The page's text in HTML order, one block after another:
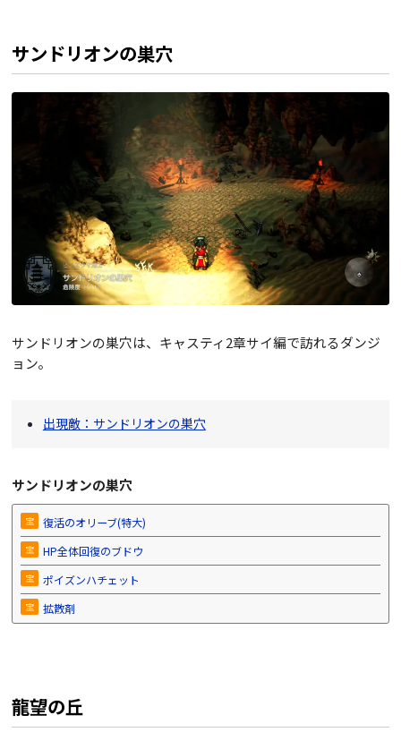
サンドリオンの巣穴
サンドリオンの巣穴は、キャスティ2章サイ編で訪れるダンジ
ョン。
出現敵：サンドリオンの巣穴
サンドリオンの巣穴
宝 復活のオリーブ(特大)
宝 HP全体回復のブドウ
宝 ポイズンハチェット
宝 拡散剤
龍望の丘